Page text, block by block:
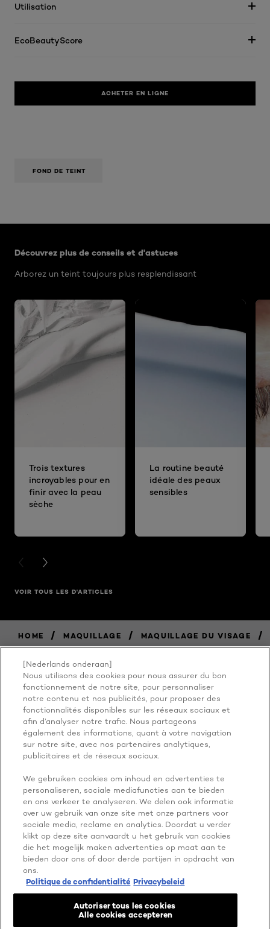
Utilisation
EcoBeautyScore
ACHETER EN LIGNE
FOND DE TEINT
Découvrez plus de conseils et d'astuces
Arborez un teint toujours plus resplendissant
Trois textures
incroyables pour en
finir avec la peau
sèche
La routine beauté
idéale des peaux
sensibles
PREVIOUS CARD
NEXT CARD
VOIR TOUS LES D'ARTICLES
HOME / MAQUILLAGE / MAQUILLAGE DU VISAGE /
BECAUSE
YOU'RE
WORTH IT
PLUS À EXPLORER
ADDRESS
[Nederlands onderaan]
Nous utilisons des cookies pour nous assurer du bon
fonctionnement de notre site, pour personnaliser
notre contenu et nos publicités, pour proposer des
fonctionnalités disponibles sur les réseaux sociaux et
afin d’analyser notre trafic. Nous partageons
également des informations, quant à votre navigation
sur notre site, avec nos partenaires analytiques,
publicitaires et de réseaux sociaux.
We gebruiken cookies om inhoud en advertenties te
personaliseren, sociale mediafuncties aan te bieden
en ons verkeer te analyseren. We delen ook informatie
over uw gebruik van onze site met onze partners voor
sociale media, reclame en analytics. Doordat u verder
klikt op deze site aanvaardt u het gebruik van cookies
die het mogelijk maken advertenties op maat aan te
bieden door ons of door derde partijen in opdracht van
ons.
Politique de confidentialité Privacybeleid
Autoriser tous les cookies
Alle cookies accepteren